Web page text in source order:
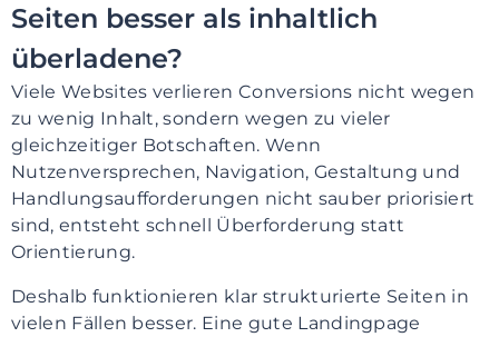
Seiten besser als inhaltlich
überladene?
Viele Websites verlieren Conversions nicht wegen
zu wenig Inhalt, sondern wegen zu vieler
gleichzeitiger Botschaften. Wenn
Nutzenversprechen, Navigation, Gestaltung und
Handlungsaufforderungen nicht sauber priorisiert
sind, entsteht schnell Überforderung statt
Orientierung.
Deshalb funktionieren klar strukturierte Seiten in
vielen Fällen besser. Eine gute Landingpage